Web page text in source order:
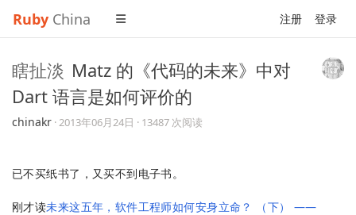
Ruby China 注册 登录
瞎扯淡 Matz 的《代码的未来》中对
Dart 语言是如何评价的
chinakr ·2013年06月24日 · 13487 次阅读
已不买纸书了，又买不到电子书。
刚才读未来这五年，软件工程师如何安身立命？ （下） ——